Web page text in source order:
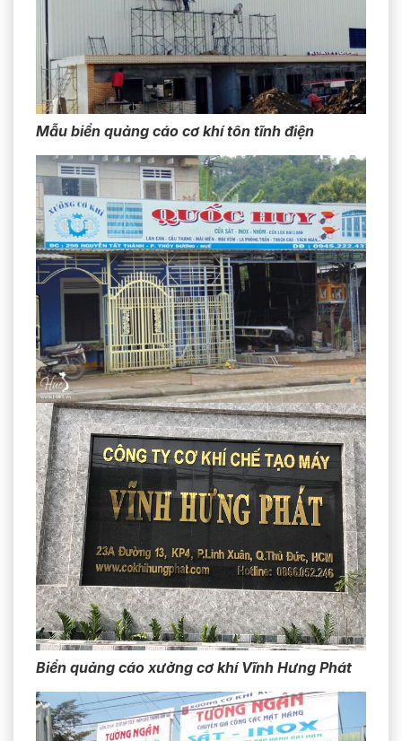
Mẫu biển quảng cáo cơ khí tôn tĩnh điện
Biển quảng cáo xưởng cơ khí Vĩnh Hưng Phát